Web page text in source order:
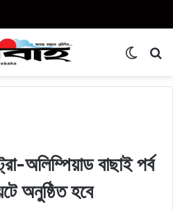
অলিম্পিয়াড বাছাই পর্ব
অনুষ্ঠিত হবে